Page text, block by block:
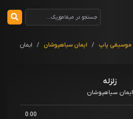
موسیقی پاپ / ایمان سیاهپوشان /
ایمان
زلزله
ایمان سیاهپوشان
0:00